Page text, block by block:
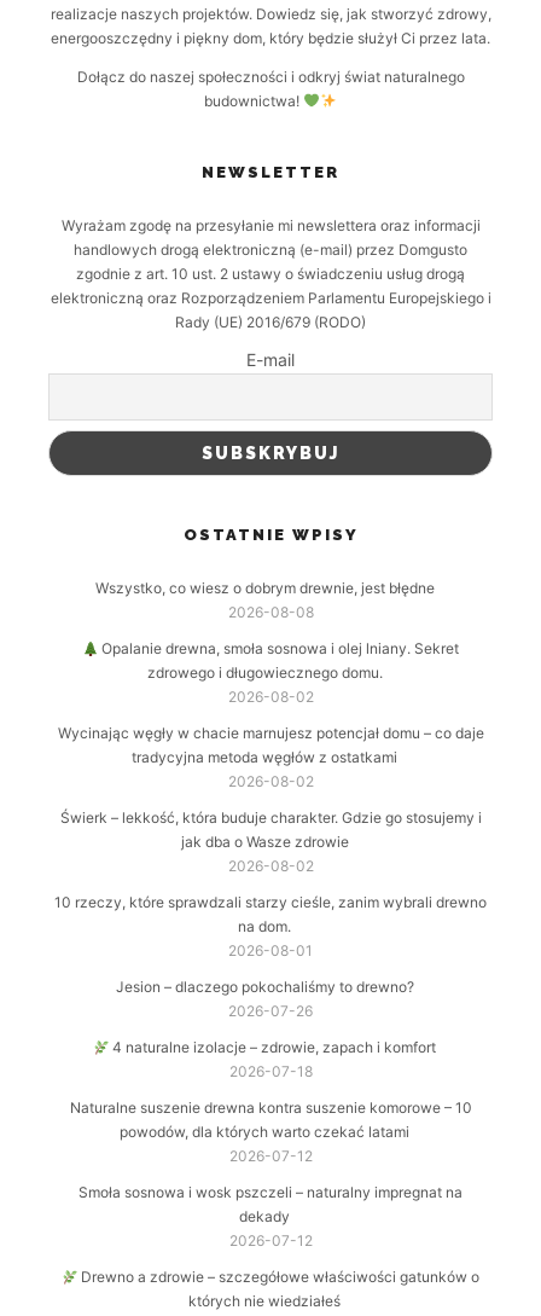
realizacje naszych projektów. Dowiedz się, jak stworzyć zdrowy,
energooszczędny i piękny dom, który będzie służył Ci przez lata.
Dołącz do naszej społeczności i odkryj świat naturalnego
budownictwa!
NEWSLETTER
Wyrażam zgodę na przesyłanie mi newslettera oraz informacji
handlowych drogą elektroniczną (e-mail) przez Domgusto
zgodnie z art. 10 ust. 2 ustawy o świadczeniu usług drogą
elektroniczną oraz Rozporządzeniem Parlamentu Europejskiego i
Rady (UE) 2016/679 (RODO)
E-mail
OSTATNIE WPISY
Wszystko, co wiesz o dobrym drewnie, jest błędne
2026-08-08
Opalanie drewna, smoła sosnowa i olej lniany. Sekret
zdrowego i długowiecznego domu.
2026-08-02
Wycinając węgły w chacie marnujesz potencjał domu – co daje
tradycyjna metoda węgłów z ostatkami
2026-08-02
Świerk – lekkość, która buduje charakter. Gdzie go stosujemy i
jak dba o Wasze zdrowie
2026-08-02
10 rzeczy, które sprawdzali starzy cieśle, zanim wybrali drewno
na dom.
2026-08-01
Jesion – dlaczego pokochaliśmy to drewno?
2026-07-26
4 naturalne izolacje – zdrowie, zapach i komfort
2026-07-18
Naturalne suszenie drewna kontra suszenie komorowe – 10
powodów, dla których warto czekać latami
2026-07-12
Smoła sosnowa i wosk pszczeli – naturalny impregnat na
dekady
2026-07-12
Drewno a zdrowie – szczegółowe właściwości gatunków o
których nie wiedziałeś